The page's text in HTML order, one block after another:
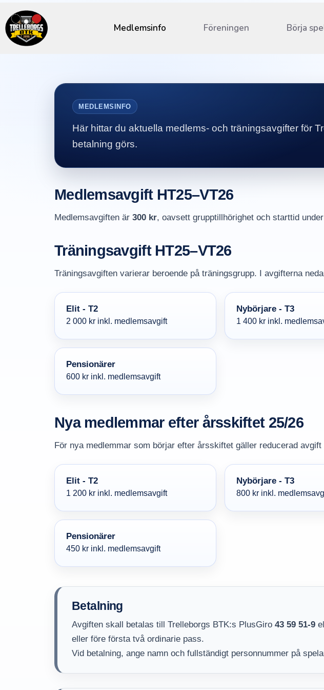
Medlemsinfo Föreningen Börja
MEDLEMSINFO
Här hittar du aktuella medlems- och träningsavgifter för
betalning görs.
Medlemsavgift HT25–VT26
Medlemsavgiften är 300 kr, oavsett grupptillhörighet och starttid
Träningsavgift HT25–VT26
Träningsavgiften varierar beroende på träningsgrupp. I avgifterna
Elit - T2
2 000 kr inkl. medlemsavgift
Nybörjare - T3
1 400 kr inkl.
Pensionärer
600 kr inkl. medlemsavgift
Nya medlemmar efter årsskiftet 25/26
För nya medlemmar som börjar efter årsskiftet gäller reducerad
Elit - T2
1 200 kr inkl. medlemsavgift
Nybörjare - T3
800 kr inkl.
Pensionärer
450 kr inkl. medlemsavgift
Betalning
Avgiften skall betalas till Trelleborgs BTK:s PlusGiro 43 59 51-9
eller före första två ordinarie pass.
Vid betalning, ange namn och fullständigt personnummer på